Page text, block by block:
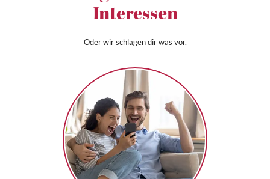
Interessen
Oder wir schlagen dir was vor.